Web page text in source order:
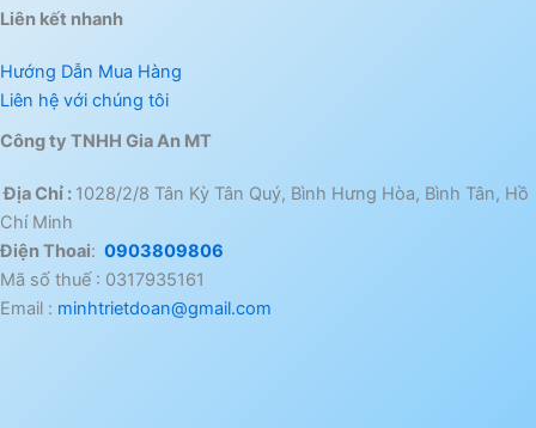
Liên kết nhanh
Hướng Dẫn Mua Hàng
Liên hệ với chúng tôi
Công ty TNHH Gia An MT
Địa Chỉ : 1028/2/8 Tân Kỳ Tân Quý, Bình Hưng Hòa, Bình Tân, Hồ
Chí Minh
Điện Thoai: 0903809806
Mã số thuế : 0317935161
Email : minhtrietdoan@gmail.com